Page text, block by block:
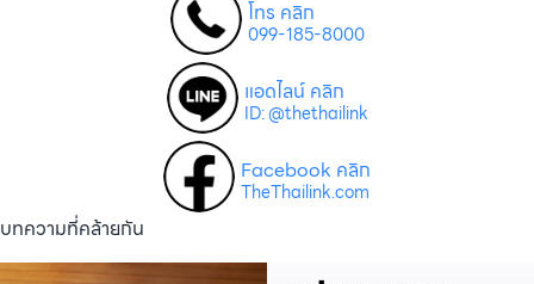
โทร คลิก
099-185-8000
แอดไลน์ คลิก
ID: @thethailink
Facebook คลิก
TheThailink.com
บทความที่คล้ายกัน